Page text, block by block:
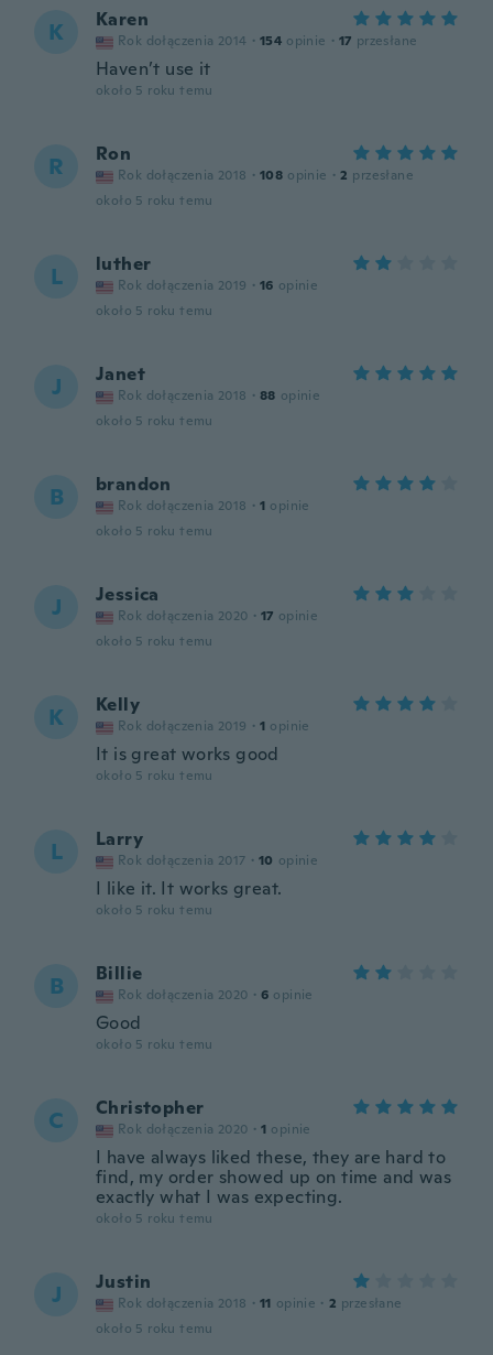
K Karen
Rok dołączenia 2014 · 154 opinie · 17 przesłane
Haven’t use it
około 5 roku temu
R Ron
Rok dołączenia 2018 · 108 opinie · 2 przesłane
około 5 roku temu
L luther
Rok dołączenia 2019 · 16 opinie
około 5 roku temu
J Janet
Rok dołączenia 2018 · 88 opinie
około 5 roku temu
B brandon
Rok dołączenia 2018 · 1 opinie
około 5 roku temu
J Jessica
Rok dołączenia 2020 · 17 opinie
około 5 roku temu
K Kelly
Rok dołączenia 2019 · 1 opinie
It is great works good
około 5 roku temu
L Larry
Rok dołączenia 2017 · 10 opinie
I like it. It works great.
około 5 roku temu
B Billie
Rok dołączenia 2020 · 6 opinie
Good
około 5 roku temu
C Christopher
Rok dołączenia 2020 · 1 opinie
I have always liked these, they are hard to
find, my order showed up on time and was
exactly what I was expecting.
około 5 roku temu
J Justin
Rok dołączenia 2018 · 11 opinie · 2 przesłane
około 5 roku temu